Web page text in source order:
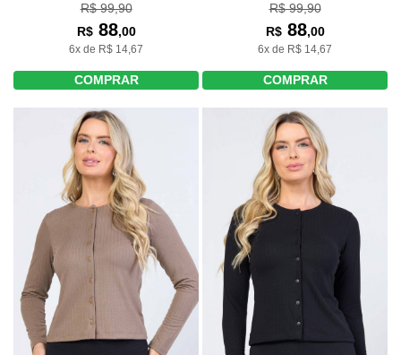
R$ 99,90
R$88,00
6x de R$ 14,67
COMPRAR
R$ 99,90
R$88,00
6x de R$ 14,67
COMPRAR